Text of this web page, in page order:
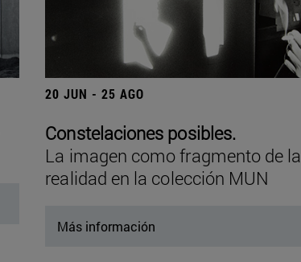
20 JUN - 25 AGO
Constelaciones posibles.
La imagen como fragmento de la
realidad en la colección MUN
Más información